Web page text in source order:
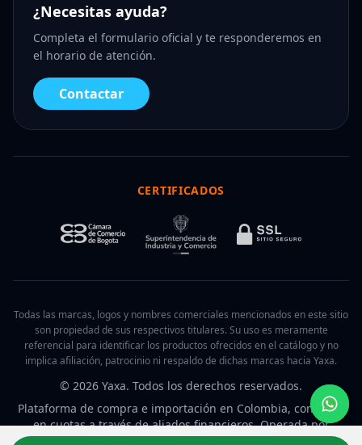
¿Necesitas ayuda?
Completa el formulario oficial y te responderemos en
el horario de atención.
Contactar
CERTIFICADOS
Todas las marcas, logos y nombres comerciales mencionados en este sitio
son propiedad de sus respectivos titulares. Su uso es meramente
referencial para identificar los productos ofrecidos en el catálogo y no
implica afiliación, patrocinio ni respaldo de dichas marcas hacia Yaxa.
© 2026 Yaxa. Todos los derechos reservados.
Plataforma de compra e importación en Colombia, con pago
en cuotas a través de aliados financieros. Operada por
Internet Business Company S.A.S.